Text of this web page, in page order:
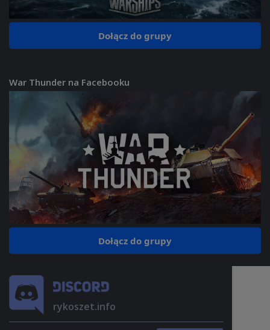
Dołącz do grupy
War Thunder na Facebooku
Dołącz do grupy
rykoszet.info